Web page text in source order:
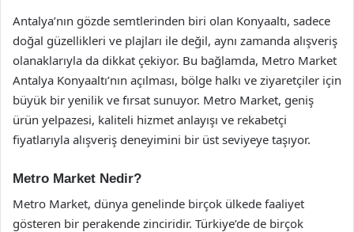
Antalya’nın gözde semtlerinden biri olan Konyaaltı, sadece
doğal güzellikleri ve plajları ile değil, aynı zamanda alışveriş
olanaklarıyla da dikkat çekiyor. Bu bağlamda, Metro Market
Antalya Konyaaltı’nın açılması, bölge halkı ve ziyaretçiler için
büyük bir yenilik ve fırsat sunuyor. Metro Market, geniş
ürün yelpazesi, kaliteli hizmet anlayışı ve rekabetçi
fiyatlarıyla alışveriş deneyimini bir üst seviyeye taşıyor.
Metro Market Nedir?
Metro Market, dünya genelinde birçok ülkede faaliyet
gösteren bir perakende zinciridir. Türkiye’de de birçok